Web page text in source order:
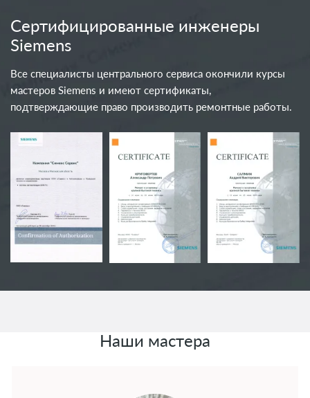
Сертифицированные инженеры
Siemens
Все специалисты центрального сервиса окончили курсы
мастеров Siemens и имеют сертификаты,
подтверждающие право производить ремонтные работы.
Наши мастера